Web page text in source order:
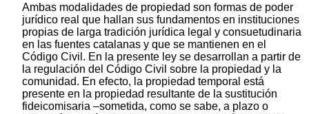
Ambas modalidades de propiedad son formas de poder
jurídico real que hallan sus fundamentos en instituciones
propias de larga tradición jurídica legal y consuetudinaria
en las fuentes catalanas y que se mantienen en el
Código Civil. En la presente ley se desarrollan a partir de
la regulación del Código Civil sobre la propiedad y la
comunidad. En efecto, la propiedad temporal está
presente en la propiedad resultante de la sustitución
fideicomisaria –sometida, como se sabe, a plazo o